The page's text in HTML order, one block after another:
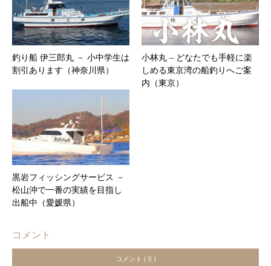
釣り船 伊三郎丸 － 小中学生は
割引あります（神奈川県）
小林丸 – どなたでも手軽に楽
しめる東京湾の船釣りへご案
内（東京）
黒岩フィッシングサービス －
松山沖で一番の実績を目指し
出船中（愛媛県）
コメント
コメント ( 0 )